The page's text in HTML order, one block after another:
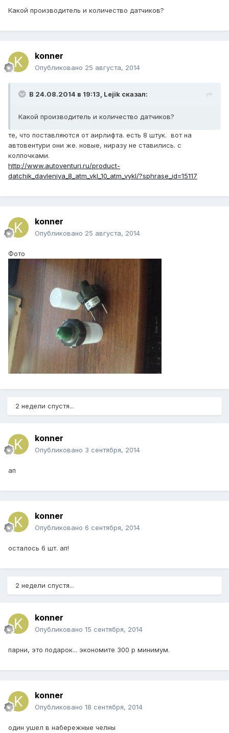
Какой производитель и количество датчиков?
konner
Опубликовано 25 августа, 2014
В 24.08.2014 в 19:13, Lejik сказал:
Какой производитель и количество датчиков?
те, что поставляются от аирлифта. есть 8 штук. вот на
автовентури они же. новые, ниразу не ставились. с
колпочками.
http://www.autoventuri.ru/product-
datchik_davleniya_8_atm_vkl_10_atm_vykl/?sphrase_id=15117
konner
Опубликовано 25 августа, 2014
Фото
2 недели спустя...
konner
Опубликовано 3 сентября, 2014
ап
konner
Опубликовано 6 сентября, 2014
осталось 6 шт. ап!
2 недели спустя...
konner
Опубликовано 15 сентября, 2014
парни, это подарок... экономите 300 р минимум.
konner
Опубликовано 18 сентября, 2014
один ушел в набережные челны